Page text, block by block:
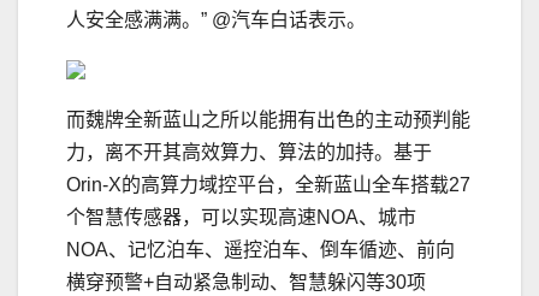
人安全感满满。” @汽车白话表示。
而魏牌全新蓝山之所以能拥有出色的主动预判能
力，离不开其高效算力、算法的加持。基于
Orin-X的高算力域控平台，全新蓝山全车搭载27
个智慧传感器，可以实现高速NOA、城市
NOA、记忆泊车、遥控泊车、倒车循迹、前向
横穿预警+自动紧急制动、智慧躲闪等30项